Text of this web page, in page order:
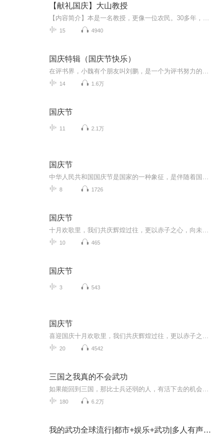
【献礼国庆】大山教授
15 4940
国庆特辑（国庆节快乐）
14 1.6万
国庆节
11 2.1万
国庆节
8 1726
国庆节
10 465
国庆节
3 543
国庆节
20 4542
三国之我真的不会武功
180 6.2万
我的武功全球流行|都市+娱乐+武功|多人有声剧|热血